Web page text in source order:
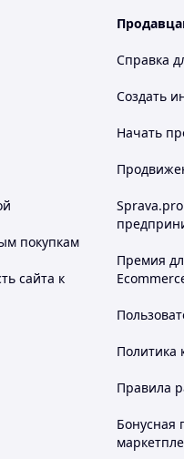
покупкам
сайта к
Справка
Создать
Начать
Премия
Политика
Правила
Бонусная